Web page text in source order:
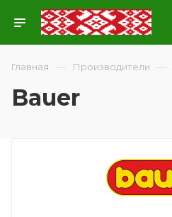
Главная — Производители —
Bauer